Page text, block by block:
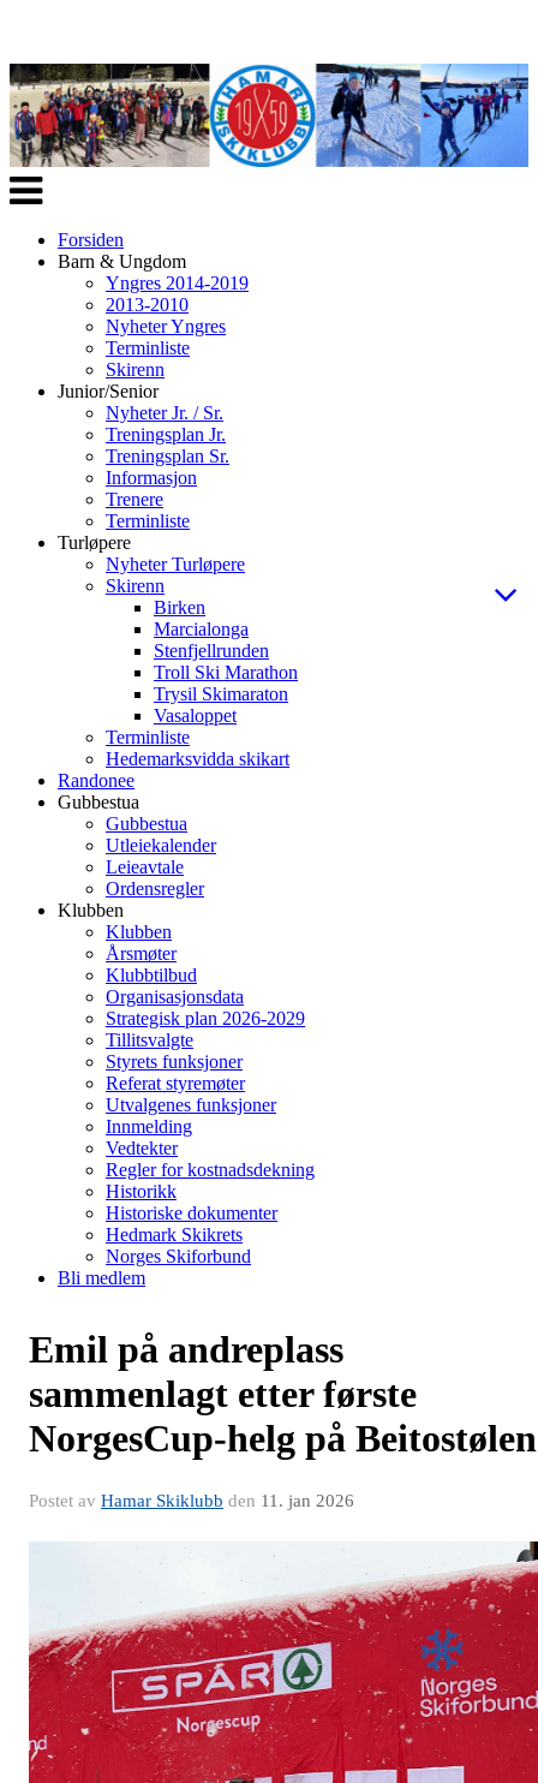
Veksle
navigasjon
Forsiden
Barn & Ungdom
Yngres 2014-2019
2013-2010
Nyheter Yngres
Terminliste
Skirenn
Junior/Senior
Nyheter Jr. / Sr.
Treningsplan Jr.
Treningsplan Sr.
Informasjon
Trenere
Terminliste
Turløpere
Nyheter Turløpere
Skirenn
Birken
Marcialonga
Stenfjellrunden
Troll Ski Marathon
Trysil Skimaraton
Vasaloppet
Terminliste
Hedemarksvidda skikart
Randonee
Gubbestua
Gubbestua
Utleiekalender
Leieavtale
Ordensregler
Klubben
Klubben
Årsmøter
Klubbtilbud
Organisasjonsdata
Strategisk plan 2026-2029
Tillitsvalgte
Styrets funksjoner
Referat styremøter
Utvalgenes funksjoner
Innmelding
Vedtekter
Regler for kostnadsdekning
Historikk
Historiske dokumenter
Hedmark Skikrets
Norges Skiforbund
Bli medlem
Emil på andreplass
sammenlagt etter første
NorgesCup-helg på Beitostølen
Postet av Hamar Skiklubb den 11. jan 2026